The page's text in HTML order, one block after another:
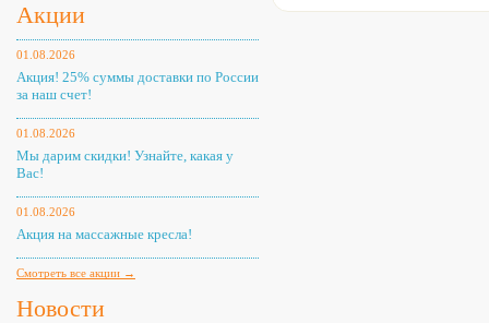
Акции
01.08.2026
Акция! 25% суммы доставки по России
за наш счет!
01.08.2026
Мы дарим скидки! Узнайте, какая у
Вас!
01.08.2026
Акция на массажные кресла!
Смотреть все акции →
Новости